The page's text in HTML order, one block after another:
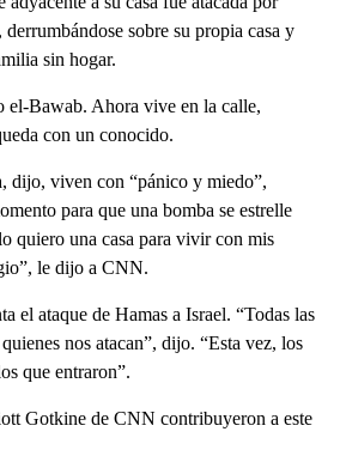
sobre su propia casa y
sin hogar.
el-Bawab. Ahora vive en la calle,
con un conocido.
dijo, viven con “pánico y miedo”,
para que una bomba se estrelle
quiero una casa para vivir con mis
le dijo a CNN.
el ataque de Hamas a Israel. “Todas las
nos atacan”, dijo. “Esta vez, los
que entraron”.
Gotkine de CNN contribuyeron a este